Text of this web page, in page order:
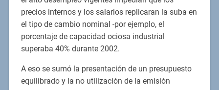
precios internos y los salarios replicaran la suba en
el tipo de cambio nominal -por ejemplo, el
porcentaje de capacidad ociosa industrial
superaba 40% durante 2002.
A eso se sumó la presentación de un presupuesto
equilibrado y la no utilización de la emisión